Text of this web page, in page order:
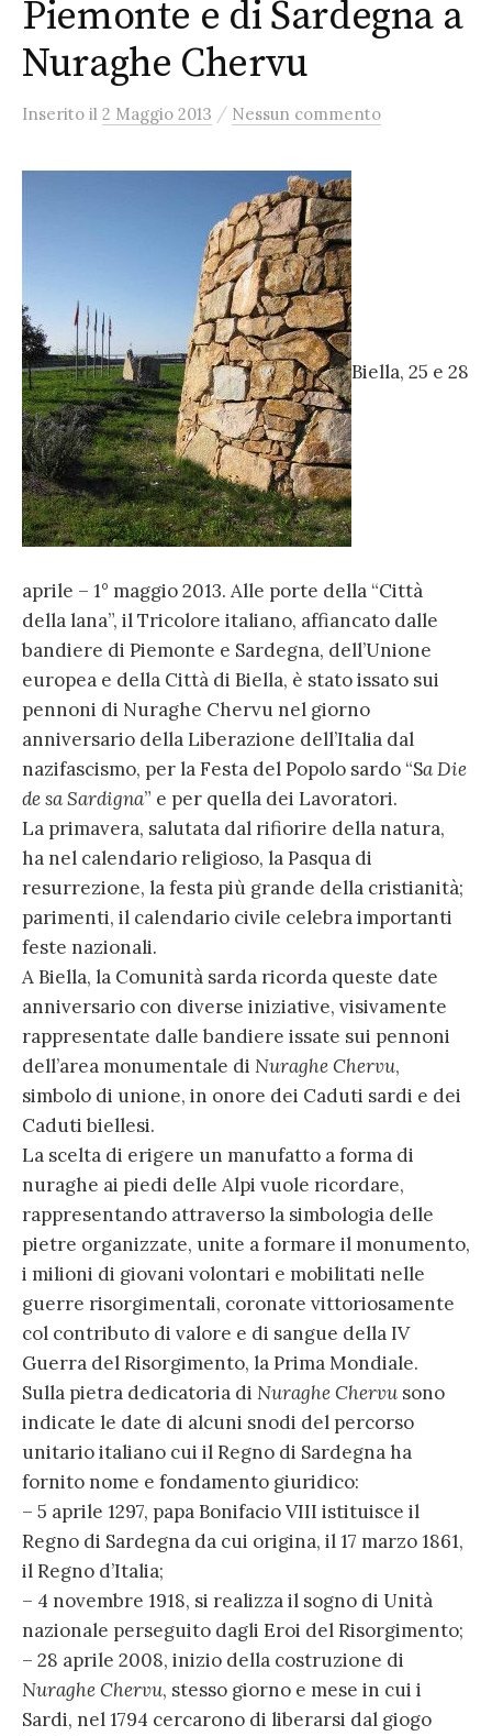
Piemonte e di Sardegna a
Nuraghe Chervu
Inserito il 2 Maggio 2013 / Nessun commento
Biella, 25 e 28
aprile – 1° maggio 2013. Alle porte della “Città
della lana”, il Tricolore italiano, affiancato dalle
bandiere di Piemonte e Sardegna, dell’Unione
europea e della Città di Biella, è stato issato sui
pennoni di Nuraghe Chervu nel giorno
anniversario della Liberazione dell’Italia dal
nazifascismo, per la Festa del Popolo sardo “Sa Die
de sa Sardigna” e per quella dei Lavoratori.
La primavera, salutata dal rifiorire della natura,
ha nel calendario religioso, la Pasqua di
resurrezione, la festa più grande della cristianità;
parimenti, il calendario civile celebra importanti
feste nazionali.
A Biella, la Comunità sarda ricorda queste date
anniversario con diverse iniziative, visivamente
rappresentate dalle bandiere issate sui pennoni
dell’area monumentale di Nuraghe Chervu,
simbolo di unione, in onore dei Caduti sardi e dei
Caduti biellesi.
La scelta di erigere un manufatto a forma di
nuraghe ai piedi delle Alpi vuole ricordare,
rappresentando attraverso la simbologia delle
pietre organizzate, unite a formare il monumento,
i milioni di giovani volontari e mobilitati nelle
guerre risorgimentali, coronate vittoriosamente
col contributo di valore e di sangue della IV
Guerra del Risorgimento, la Prima Mondiale.
Sulla pietra dedicatoria di Nuraghe Chervu sono
indicate le date di alcuni snodi del percorso
unitario italiano cui il Regno di Sardegna ha
fornito nome e fondamento giuridico:
– 5 aprile 1297, papa Bonifacio VIII istituisce il
Regno di Sardegna da cui origina, il 17 marzo 1861,
il Regno d’Italia;
– 4 novembre 1918, si realizza il sogno di Unità
nazionale perseguito dagli Eroi del Risorgimento;
– 28 aprile 2008, inizio della costruzione di
Nuraghe Chervu, stesso giorno e mese in cui i
Sardi, nel 1794 cercarono di liberarsi dal giogo